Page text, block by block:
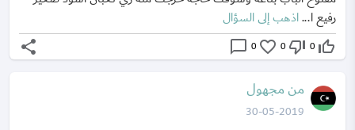
رفيع ا...اذهب إلى السؤال
thumb_up_off_alt
0
thumb_down_off_alt
0
favorite_border
0
chat_bubble_outline
share
من مجهول
30-05-2019